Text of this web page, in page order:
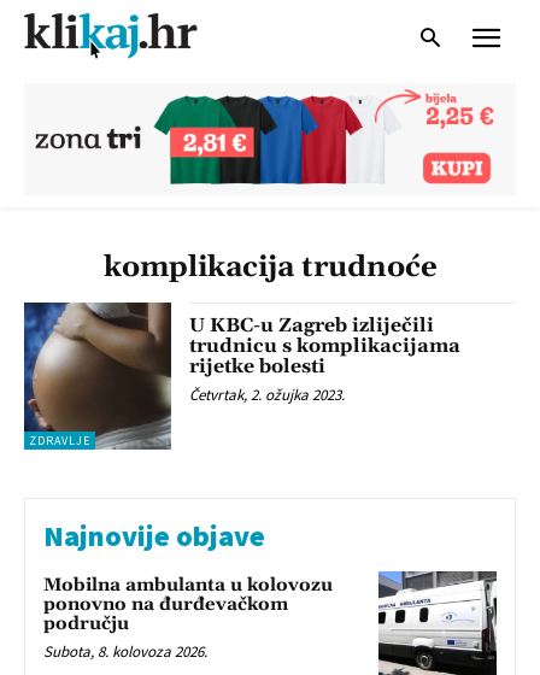
komplikacija trudnoće
ZDRAVLJE
U KBC-u Zagreb izliječili
trudnicu s komplikacijama
rijetke bolesti
Četvrtak, 2. ožujka 2023.
Najnovije objave
Mobilna ambulanta u kolovozu
ponovno na đurđevačkom
području
Subota, 8. kolovoza 2026.